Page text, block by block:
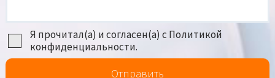
Я прочитал(а) и согласен(а) с Политикой
конфиденциальности.
Отправить